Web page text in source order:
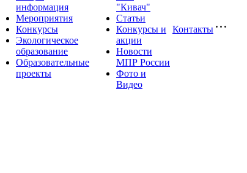
информация
Мероприятия
Конкурсы
Экологическое
образование
Образовательные
проекты
"Кивач"
Статьи
Конкурсы и
акции
Новости
МПР России
Фото и
Видео
Контакты